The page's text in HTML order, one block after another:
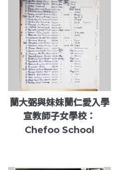
蘭大弼與妹妹蘭仁愛入學
宣教師子女學校：
Chefoo School